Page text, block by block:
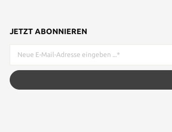
JETZT ABONNIEREN